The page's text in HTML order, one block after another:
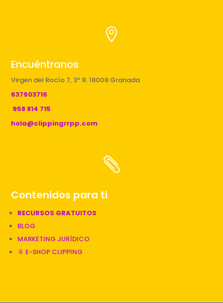

Encuéntranos
Virgen del Rocío 7, 3º R. 18008 Granada
637903716
958 814 715
hola@clippingrrpp.com

Contenidos para ti
RECURSOS GRATUITOS
BLOG
MARKETING JURÍDICO
📎 E-SHOP CLIPPING